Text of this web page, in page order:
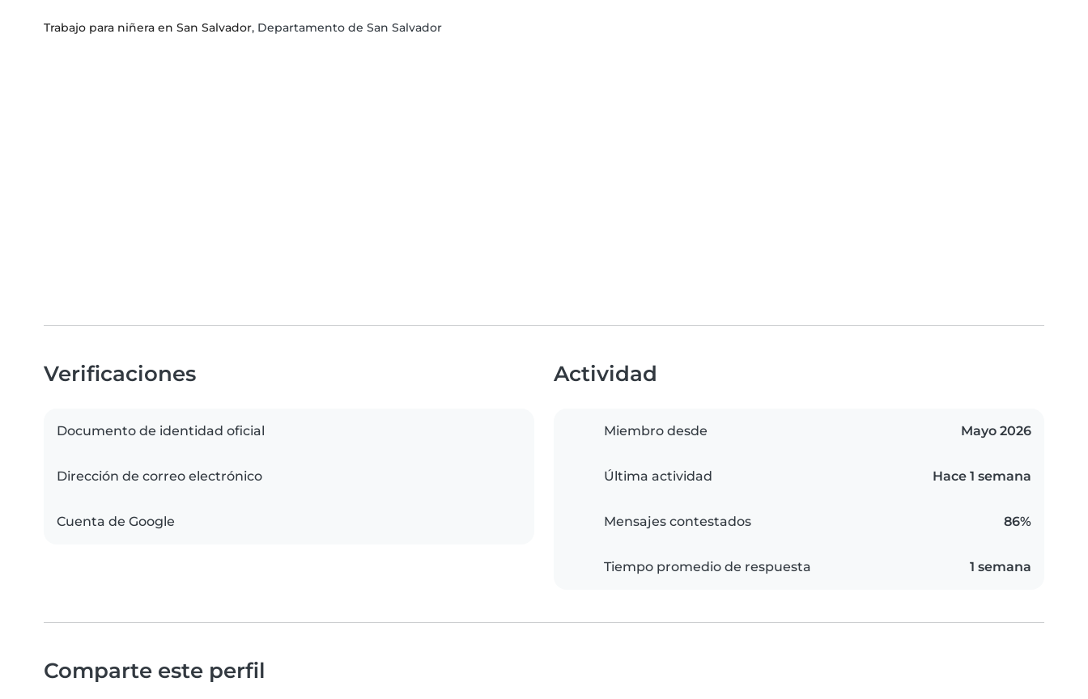
Trabajo para niñera en San Salvador, Departamento de San Salvador
Verificaciones
Documento de identidad oficial
Dirección de correo electrónico
Cuenta de Google
Actividad
Miembro desde Mayo 2026
Última actividad Hace 1 semana
Mensajes contestados 86%
Tiempo promedio de respuesta 1 semana
Comparte este perfil